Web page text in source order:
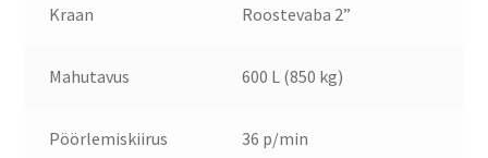
Kraan Roostevaba 2”
Mahutavus 600 L (850 kg)
Pöörlemiskiirus 36 p/min